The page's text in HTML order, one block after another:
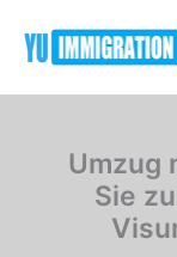
Inhalt
springen
Umzug
Sie